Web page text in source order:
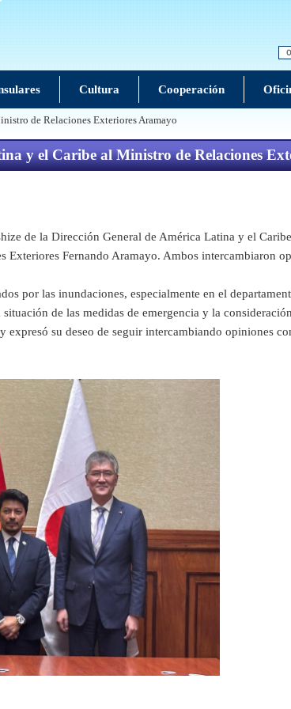
Cultura Cooperación
de Relaciones Exteriores Aramayo
y el Caribe al Ministro de Relaciones
de la Dirección General de América Latina y el
Fernando Aramayo. Ambos intercambiaron
por las inundaciones, especialmente en el
de las medidas de emergencia y la
su deseo de seguir intercambiando opiniones